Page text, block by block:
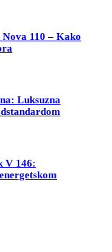
110 – Kako
Luksuzna
V 146: